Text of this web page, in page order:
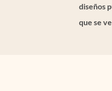
diseños
que se